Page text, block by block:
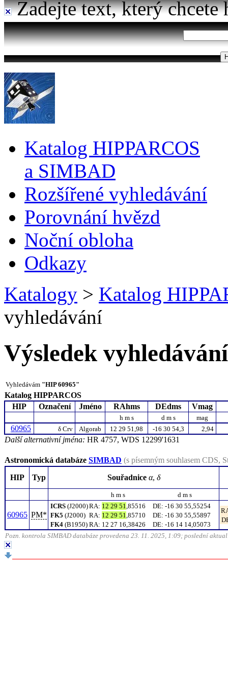
Zadejte text, který chcete
Katalog HIPPARCOS
a SIMBAD
Rozšířené vyhledávání
Porovnání hvězd
Noční obloha
Odkazy
Katalogy > Katalog
vyhledávání
Výsledek vyhledávání
Vyhledávám "HIP 60965"
Katalog HIPPARCOS
HIP
Označení Jméno RAhms DEdms Vmag
h m s d m s mag
60965 δ Crv Algorab 12 29 51,98 -16 30 54,3 2,94
Další alternativní jména: HR 4757, WDS 12299'1631
Astronomická databáze SIMBAD (s písemným souhlasem CDS,
HIP
Typ Souřadnice α, δ
h m s d m s
60965 PM*
ICRS (J2000)RA: 12 29 51 ,85516 DE: -16 30 55,55254
FK5 (J2000) RA: 12 29 51 ,85710 DE: -16 30 55,55897
FK4 (B1950) RA: 12 27 16,38426 DE: -16 14 14,05073
Pozn. kontrola SIMBAD databáze provedena 23. 11. 2025, 1:09; poslední